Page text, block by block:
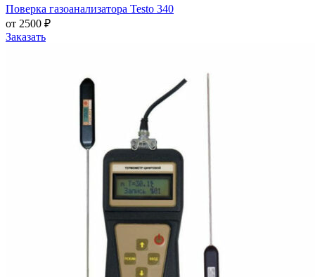
Поверка газоанализатора Testo 340
от 2500 ₽
Заказать